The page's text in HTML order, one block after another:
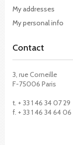
My addresses
My personal info
Contact
3, rue Corneille
F-75006 Paris
t. + 33 1 46 34 07 29
f. + 33 1 46 34 64 06